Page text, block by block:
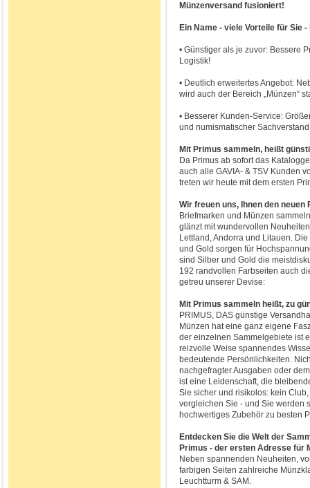
Münzenversand fusioniert!
Ein Name - viele Vorteile für Sie
• Günstiger als je zuvor: Bessere
Logistik!
• Deutlich erweitertes Angebot:
wird auch der Bereich „Münzen“
• Besserer Kunden-Service:
und numismatischer
Mit Primus sammeln, heißt
Da Primus ab sofort das
auch alle GAVIA- & TSV Kunden
treten wir heute mit dem ersten
Wir freuen uns, Ihnen den
Briefmarken und Münzen
glänzt mit wundervollen
Lettland, Andorra und Litauen.
und Gold sorgen für
sind Silber und Gold die
192 randvollen Farbseiten auch
getreu unserer Devise:
Mit Primus sammeln heißt, zu
PRIMUS, DAS günstige
Münzen hat eine ganz eigene
der einzelnen Sammelgebiete ist
reizvolle Weise spannendes
bedeutende Persönlichkeiten.
nachgefragter Ausgaben oder
ist eine Leidenschaft, die
Sie sicher und risikolos: kein
vergleichen Sie - und Sie werden
hochwertiges Zubehör zu besten
Entdecken Sie die Welt der
Primus - der ersten Adresse für
Neben spannenden Neuheiten,
farbigen Seiten zahlreiche
Leuchtturm & SAM.